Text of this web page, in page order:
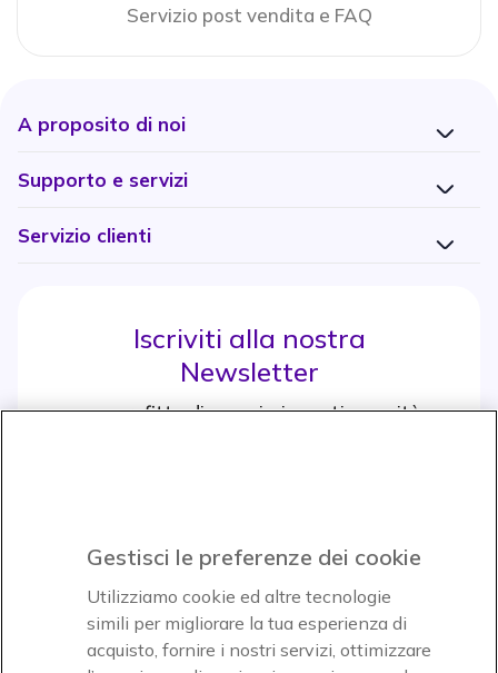
Servizio post vendita e FAQ
A proposito di noi
Supporto e servizi
Servizio clienti
Iscriviti alla nostra
Newsletter
e approfitta di maggiori sconti e novità
Icon
Gestisci le preferenze dei cookie
Utilizziamo cookie ed altre tecnologie
simili per migliorare la tua esperienza di
acquisto, fornire i nostri servizi, ottimizzare